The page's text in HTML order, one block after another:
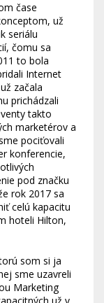
čase
už
seriálu
čomu sa
to bola
Internet
začala
prichádzali
takto
marketérov a
pociťovali
konferencie,
pod značku
rok 2017 sa
celú kapacitu
hoteli Hilton,
som si ja
sme uzavreli
Marketing